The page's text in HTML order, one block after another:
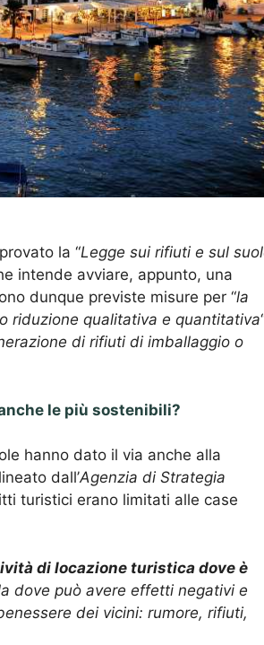
la “Legge sui rifiuti e sul
intende avviare, appunto, una
dunque previste misure per “la
riduzione qualitativa e quantitativa
di rifiuti di imballaggio o
le più sostenibili?
hanno dato il via anche alla
dall’Agenzia di Strategia
turistici erano limitati alle case
di locazione turistica dove è
dove può avere effetti negativi e
dei vicini: rumore, rifiuti,